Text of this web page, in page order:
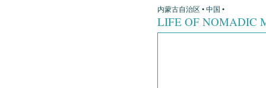
内蒙古自治区 • 中国 •
LIFE OF NOMADIC